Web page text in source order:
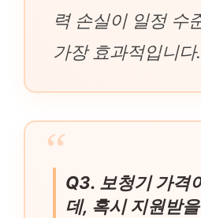
력 손실이 일정 수
가장 효과적입니다.
Q3. 보청기 가격
데, 혹시 지원받